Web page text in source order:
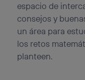
espacio de
consejos y
un área para
los retos
planteen.